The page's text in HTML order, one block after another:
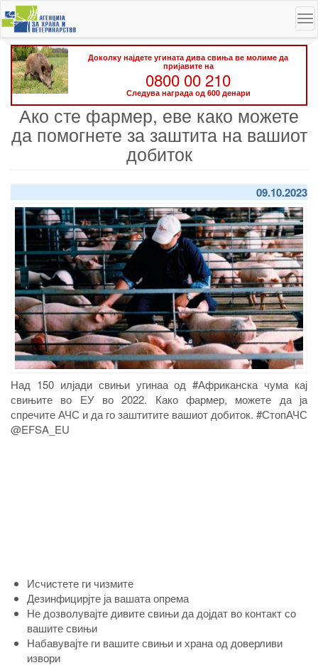
Skip
to
main
content
Доколку најдете угината дива свиња ве молиме да
пријавите на
0800 00 210
Следува награда од 600 денари
Ако сте фармер, еве како можете
да помогнете за заштита на вашиот
добиток
09.10.2023
Над 150 илјади свињи угинаа од #Африканска чума кај
свињите во ЕУ во 2022. Како фармер, можете да ја
спречите АЧС и да го заштитите вашиот добиток. #СтопАЧС
@EFSA_EU
Исчистете ги чизмите
Дезинфицирјте ја вашата опрема
Не дозволувајте дивите свињи да дојдат во контакт со
вашите свињи
Набавувајте ги вашите свињи и храна од доверливи
извори